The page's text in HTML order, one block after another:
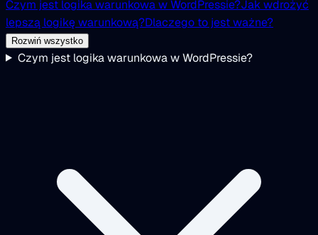
Czym jest logika warunkowa w WordPressie?Jak wdrożyć
lepszą logikę warunkową?Dlaczego to jest ważne?
Rozwiń wszystko
Czym jest logika warunkowa w WordPressie?